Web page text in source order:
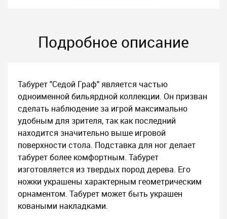
Подробное описание
Табурет "Седой Граф" является частью
одноименной бильярдной коллекции. Он призван
сделать наблюдение за игрой максимально
удобным для зрителя, так как последний
находится значительно выше игровой
поверхности стола. Подставка для ног делает
табурет более комфортным. Табурет
изготовляется из твердых пород дерева. Его
ножки украшены характерным геометрическим
орнаментом. Табурет может быть украшен
коваными накладками.